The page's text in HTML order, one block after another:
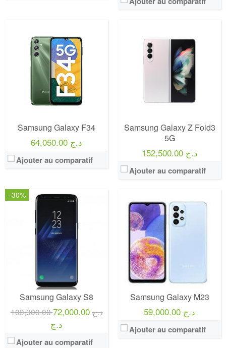
Samsung Galaxy F34
64,050.00 د.ج
Ajouter au comparatif
Samsung Galaxy Z Fold3
5G
152,500.00 د.ج
Ajouter au comparatif
–30%
Samsung Galaxy S8
103,000.00 د.ج 72,000.00
د.ج
Ajouter au comparatif
Samsung Galaxy M23
59,000.00 د.ج
Ajouter au comparatif